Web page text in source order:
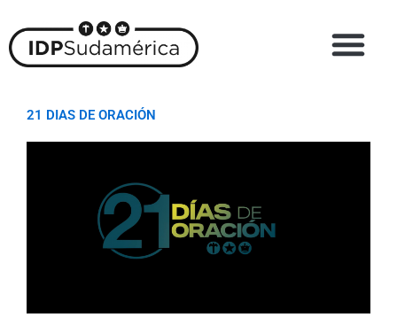
content
21 DIAS DE ORACIÓN